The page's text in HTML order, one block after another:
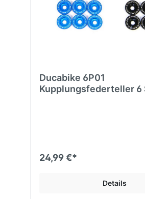
Ducabike 6P01
Kupplungsfederteller 6
24,99 €*
Details